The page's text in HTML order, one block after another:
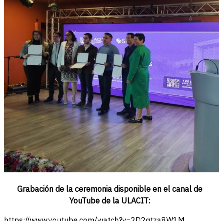
Grabación de la ceremonia disponible en el canal de
YouTube de la ULACIT: